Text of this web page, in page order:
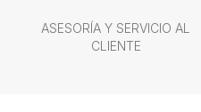
ASESORÍA Y SERVICIO AL
CLIENTE